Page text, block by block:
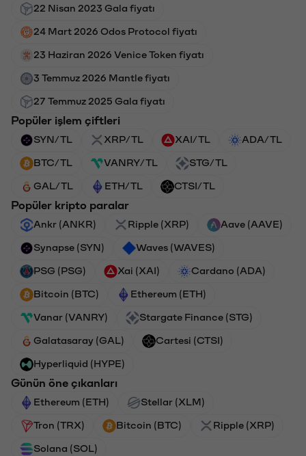
22 Nisan 2023 Gala fiyatı
24 Mart 2026 Odos Protocol fiyatı
23 Haziran 2026 Venice Token fiyatı
3 Temmuz 2026 Mantle fiyatı
27 Temmuz 2025 Gala fiyatı
Popüler işlem çiftleri
SYN/TL XRP/TL XAI/TL ADA/TL
BTC/TL VANRY/TL STG/TL
GAL/TL ETH/TL CTSI/TL
Popüler kripto paralar
Ankr (ANKR) Ripple (XRP) Aave (AAVE)
Synapse (SYN) Waves (WAVES)
PSG (PSG) Xai (XAI) Cardano (ADA)
Bitcoin (BTC) Ethereum (ETH)
Vanar (VANRY) Stargate Finance (STG)
Galatasaray (GAL) Cartesi (CTSI)
Hyperliquid (HYPE)
Günün öne çıkanları
Ethereum (ETH) Stellar (XLM)
Tron (TRX) Bitcoin (BTC) Ripple (XRP)
Solana (SOL)